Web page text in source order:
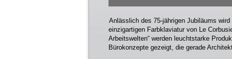
Anlässlich des 75-jährigen Jubiläums
einzigartigen Farbklaviatur von Le
Arbeitswelten“ werden leuchtstarke
Bürokonzepte gezeigt, die gerade